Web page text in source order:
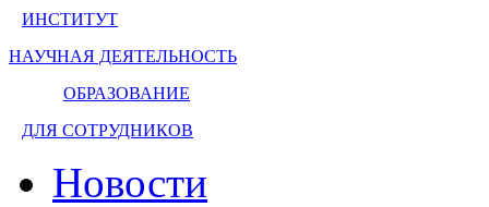
ИНСТИТУТ
НАУЧНАЯ ДЕЯТЕЛЬНОСТЬ
ОБРАЗОВАНИЕ
ДЛЯ СОТРУДНИКОВ
Новости